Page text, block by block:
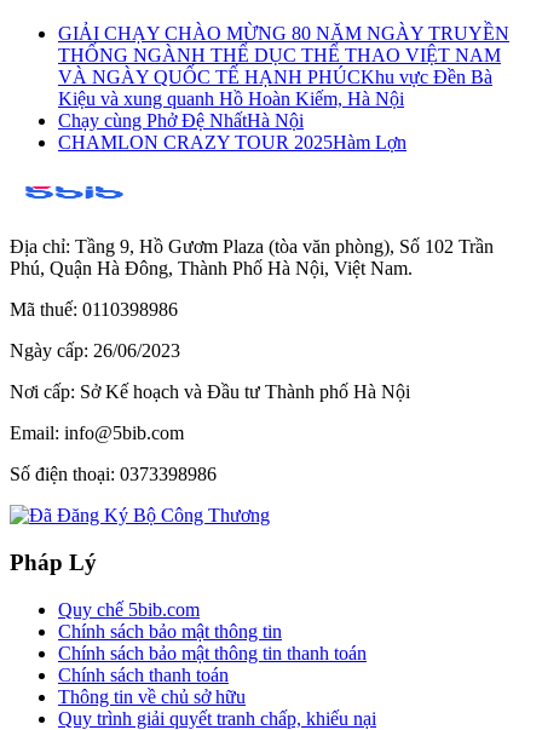
GIẢI CHẠY CHÀO MỪNG 80 NĂM NGÀY TRUYỀN
THỐNG NGÀNH THỂ DỤC THỂ THAO VIỆT NAM
VÀ NGÀY QUỐC TẾ HẠNH PHÚCKhu vực Đền Bà
Kiệu và xung quanh Hồ Hoàn Kiếm, Hà Nội
Chạy cùng Phở Đệ NhấtHà Nội
CHAMLON CRAZY TOUR 2025Hàm Lợn
Địa chỉ: Tầng 9, Hồ Gươm Plaza (tòa văn phòng), Số 102 Trần
Phú, Quận Hà Đông, Thành Phố Hà Nội, Việt Nam.
Mã thuế: 0110398986
Ngày cấp: 26/06/2023
Nơi cấp: Sở Kế hoạch và Đầu tư Thành phố Hà Nội
Email: info@5bib.com
Số điện thoại: 0373398986
Pháp Lý
Quy chế 5bib.com
Chính sách bảo mật thông tin
Chính sách bảo mật thông tin thanh toán
Chính sách thanh toán
Thông tin về chủ sở hữu
Quy trình giải quyết tranh chấp, khiếu nại